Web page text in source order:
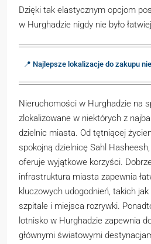
Dzięki tak elastycznym opcjom
w Hurghadzie nigdy nie było
📍 Najlepsze lokalizacje do zakupu
Nieruchomości w Hurghadzie na
zlokalizowane w niektórych z
dzielnic miasta. Od tętniącej
spokojną dzielnicę Sahl
oferuje wyjątkowe korzyści.
infrastruktura miasta zapewnia
kluczowych udogodnień, takich jak
szpitale i miejsca rozrywki.
lotnisko w Hurghadzie zapewnia
głównymi światowymi